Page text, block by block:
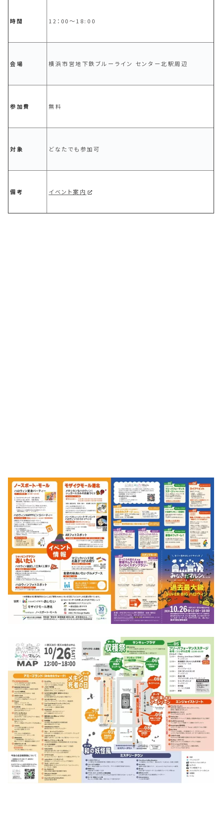
時間 12：00～18:00
会場 横浜市営地下鉄ブルーライン センター北駅周辺
参加費 無料
対象 どなたでも参加可
備考 イベント案内